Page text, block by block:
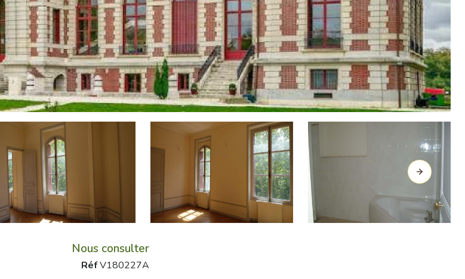
Nous consulter
RéfV180227A